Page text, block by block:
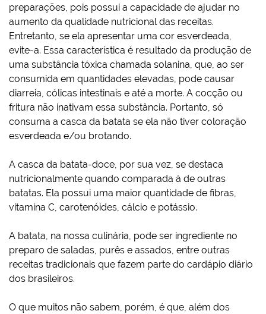
preparações, pois possui a capacidade de ajudar no
aumento da qualidade nutricional das receitas.
Entretanto, se ela apresentar uma cor esverdeada,
evite-a. Essa característica é resultado da produção de
uma substância tóxica chamada solanina, que, ao ser
consumida em quantidades elevadas, pode causar
diarreia, cólicas intestinais e até a morte. A cocção ou
fritura não inativam essa substância. Portanto, só
consuma a casca da batata se ela não tiver coloração
esverdeada e/ou brotando.
A casca da batata-doce, por sua vez, se destaca
nutricionalmente quando comparada à de outras
batatas. Ela possui uma maior quantidade de fibras,
vitamina C, carotenóides, cálcio e potássio.
A batata, na nossa culinária, pode ser ingrediente no
preparo de saladas, purês e assados, entre outras
receitas tradicionais que fazem parte do cardápio diário
dos brasileiros.
O que muitos não sabem, porém, é que, além dos